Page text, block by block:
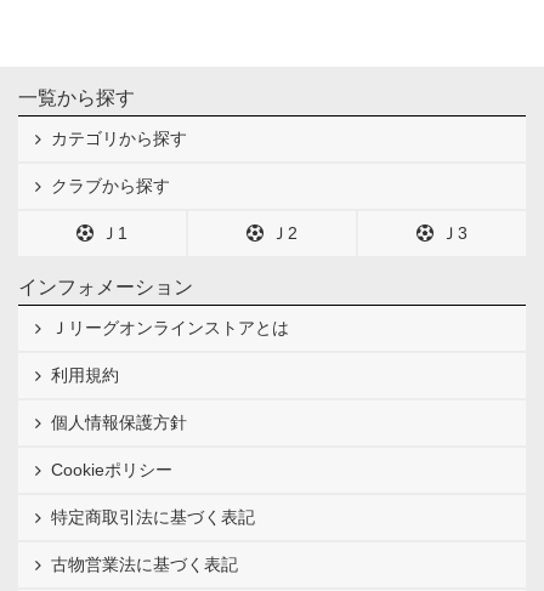
一覧から探す
カテゴリから探す
クラブから探す
Ｊ1 Ｊ2 Ｊ3
インフォメーション
Ｊリーグオンラインストアとは
利用規約
個人情報保護方針
Cookieポリシー
特定商取引法に基づく表記
古物営業法に基づく表記